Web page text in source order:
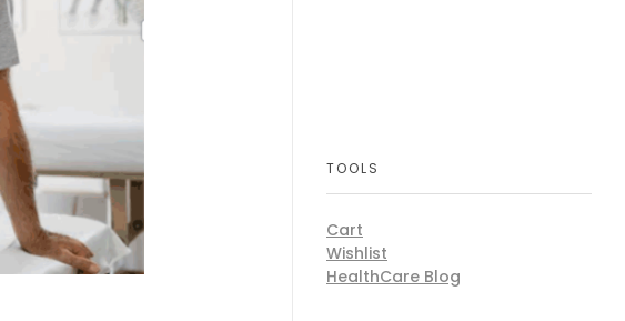
TOOLS
Cart
Wishlist
HealthCare Blog